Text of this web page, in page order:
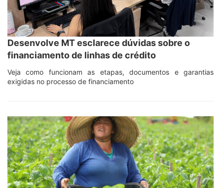
Desenvolve MT esclarece dúvidas sobre o
financiamento de linhas de crédito
Veja como funcionam as etapas, documentos e garantias
exigidas no processo de financiamento